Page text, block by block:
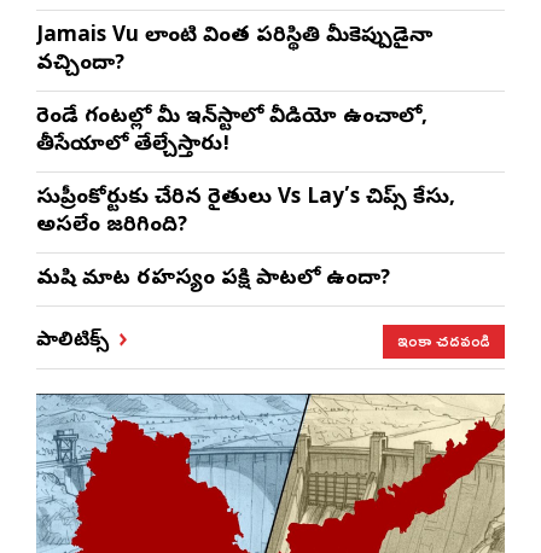
Jamais Vu లాంటి వింత పరిస్థితి మీకెప్పుడైనా
వచ్చిందా?
రెండే గంటల్లో మీ ఇన్‌స్టాలో వీడియో ఉంచాలో,
తీసేయాలో తేల్చేస్తారు!
సుప్రీంకోర్టుకు చేరిన రైతులు Vs Lay’s చిప్స్‌ కేసు,
అసలేం జరిగింది?
మనిషి మాట రహస్యం పక్షి పాటలో ఉందా?
పాలిటిక్స్ ఇంకా చదవండి